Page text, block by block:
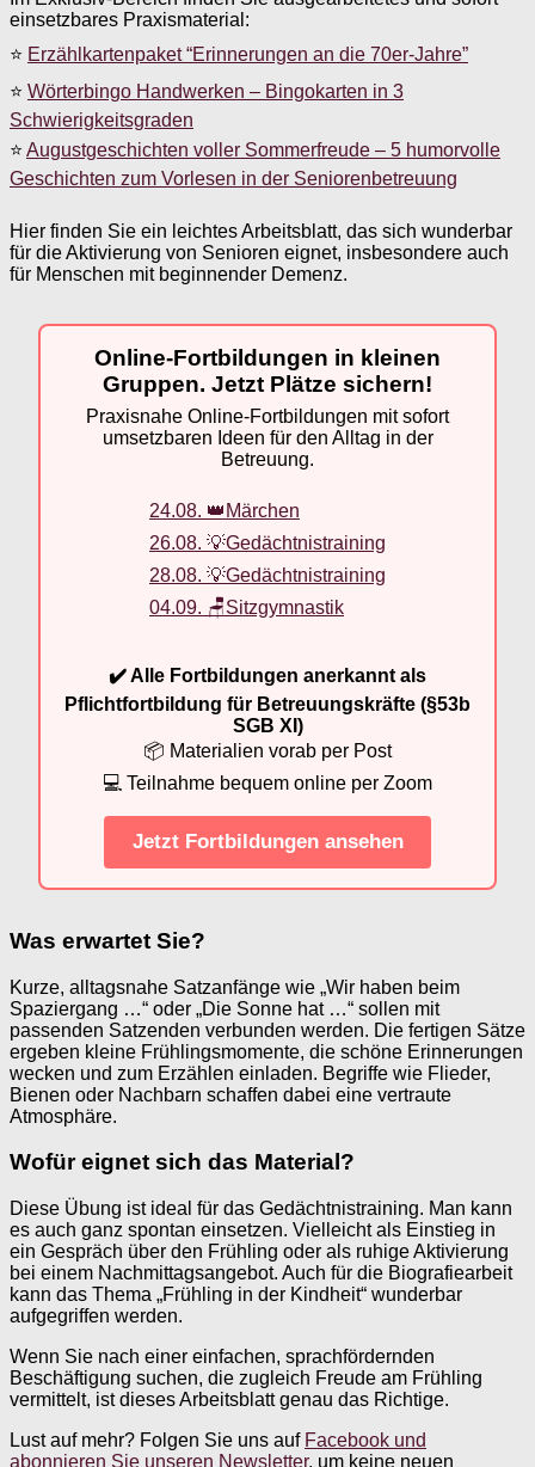
einsetzbares Praxismaterial:
⭐ Erzählkartenpaket “Erinnerungen an die 70er-Jahre”
⭐ Wörterbingo Handwerken – Bingokarten in 3
Schwierigkeitsgraden
⭐ Augustgeschichten voller Sommerfreude – 5 humorvolle
Geschichten zum Vorlesen in der Seniorenbetreuung
Hier finden Sie ein leichtes Arbeitsblatt, das sich wunderbar
für die Aktivierung von Senioren eignet, insbesondere auch
für Menschen mit beginnender Demenz.
Online-Fortbildungen in kleinen
Gruppen. Jetzt Plätze sichern!
Praxisnahe Online-Fortbildungen mit sofort
umsetzbaren Ideen für den Alltag in der
Betreuung.
24.08. 👑Märchen
26.08. 💡Gedächtnistraining
28.08. 💡Gedächtnistraining
04.09. 🪑Sitzgymnastik
✔️ Alle Fortbildungen anerkannt als
Pflichtfortbildung für Betreuungskräfte (§53b
SGB XI)
📦 Materialien vorab per Post
💻 Teilnahme bequem online per Zoom
Jetzt Fortbildungen ansehen
Was erwartet Sie?
Kurze, alltagsnahe Satzanfänge wie „Wir haben beim
Spaziergang …“ oder „Die Sonne hat …“ sollen mit
passenden Satzenden verbunden werden. Die fertigen Sätze
ergeben kleine Frühlingsmomente, die schöne Erinnerungen
wecken und zum Erzählen einladen. Begriffe wie Flieder,
Bienen oder Nachbarn schaffen dabei eine vertraute
Atmosphäre.
Wofür eignet sich das Material?
Diese Übung ist ideal für das Gedächtnistraining. Man kann
es auch ganz spontan einsetzen. Vielleicht als Einstieg in
ein Gespräch über den Frühling oder als ruhige Aktivierung
bei einem Nachmittagsangebot. Auch für die Biografiearbeit
kann das Thema „Frühling in der Kindheit“ wunderbar
aufgegriffen werden.
Wenn Sie nach einer einfachen, sprachfördernden
Beschäftigung suchen, die zugleich Freude am Frühling
vermittelt, ist dieses Arbeitsblatt genau das Richtige.
Lust auf mehr? Folgen Sie uns auf Facebook und
abonnieren Sie unseren Newsletter, um keine neuen